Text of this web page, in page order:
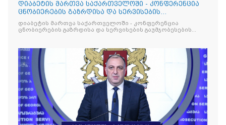
დიაბეტის მართვა საქართველოში - კონფერენცია
ცნობიერების გაზრდისა და სერვისების
გაუმჯობესების მიზნით
დიაბეტის მართვა საქართველოში - კონფერენცია
ცნობიერების გაზრდისა და სერვისების გაუმჯობესების